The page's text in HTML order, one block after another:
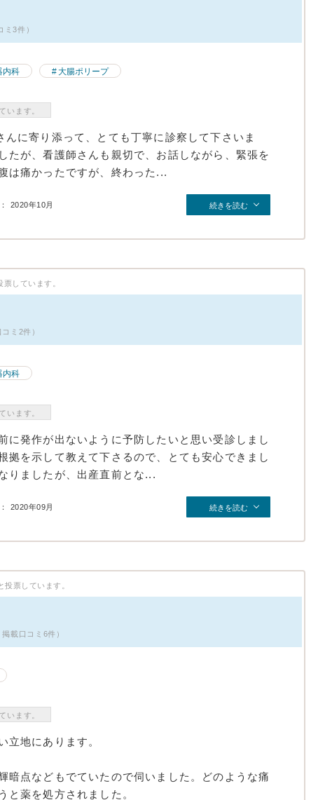
3件）
内科 大腸ポリープ
います。
に寄り添って、とても丁寧に診察して下さいま
たが、看護師さんも親切で、お話しながら、緊張を
は痛かったですが、終わった...
2020年10月 続きを読む
しています。
ミ2件）
内科
います。
に発作が出ないように予防したいと思い受診しまし
拠を示して教えて下さるので、とても安心できまし
りましたが、出産直前とな...
2020年09月 続きを読む
票しています。
載口コミ6件）
います。
立地にあります。
暗点などもでていたので伺いました。どのような痛
と薬を処方されました。